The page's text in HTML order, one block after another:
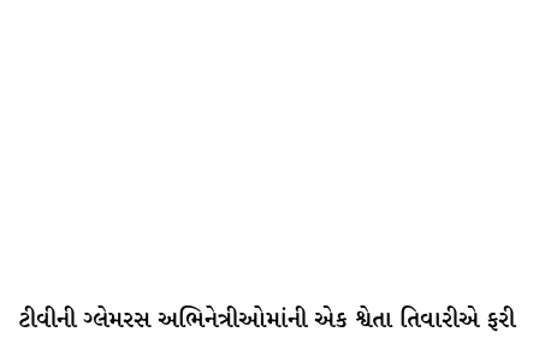
ટીવીની ગ્લેમરસ અભિનેત્રીઓમાંની એક શ્વેતા તિવારીએ ફરી